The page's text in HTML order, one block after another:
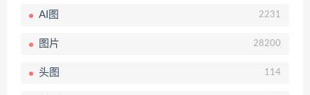
AI图 2231
图片 28200
头图 114